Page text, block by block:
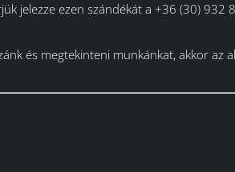
jelezze ezen szándékát a +36 (30) 932
és megtekinteni munkánkat, akkor az